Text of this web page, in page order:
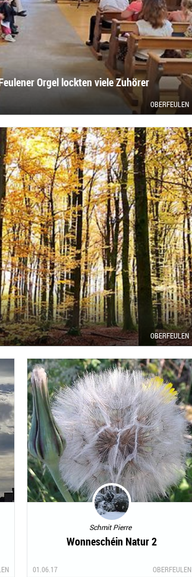
Orgel lockten viele Zuhörer
OBERFEULEN
OBERFEULEN
Schmit Pierre
Wonneschéin Natur 2
01.06.17 OBERFEULEN